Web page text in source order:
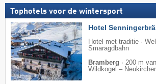
Tophotels voor de wintersport
Hotel
Hotel met traditie ·
Smaragdbahn
Bramberg · 200 m
Wildkogel –